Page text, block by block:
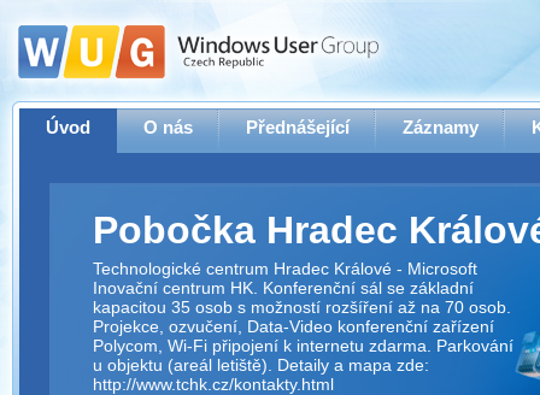
Úvod O nás Přednášející Záznamy
Pobočka Hradec
Technologické centrum Hradec Králové - Microsoft
Inovační centrum HK. Konferenční sál se základní
kapacitou 35 osob s možností rozšíření až na 70 osob.
Projekce, ozvučení, Data-Video konferenční zařízení
Polycom, Wi-Fi připojení k internetu zdarma. Parkování
u objektu (areál letiště). Detaily a mapa zde:
http://www.tchk.cz/kontakty.html